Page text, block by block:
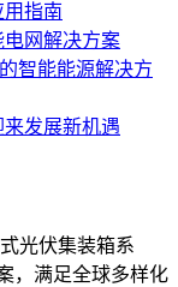
指南
网解决方案
智能能源解决方
发展新机遇
光伏集装箱系
，满足全球多样化